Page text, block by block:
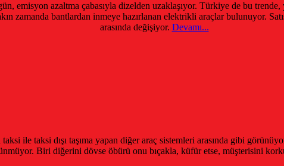
emisyon azaltma çabasıyla dizelden uzaklaşıyor. Türkiye de bu trende,
zamanda bantlardan inmeye hazırlanan elektrikli araçlar bulunuyor.
arasında değişiyor. Devamı...
ile taksi dışı taşıma yapan diğer araç sistemleri arasında gibi
Biri diğerini dövse öbürü onu bıçakla, küfür etse, müşterisini